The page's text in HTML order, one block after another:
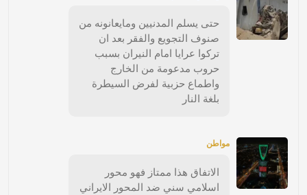
حتى يسلم المدنيين ومايعانونه من
صنوف التجويع والفقر بعد ان
تركوا عرايا امام النيران بسبب
حروب مدعومة من الخارج
واطماع حزبية لفرض السيطرة
بلغة النار
مواطن
الاتفاق هذا ممتاز فهو محور
اسلامي سني ضد المحور الايراني